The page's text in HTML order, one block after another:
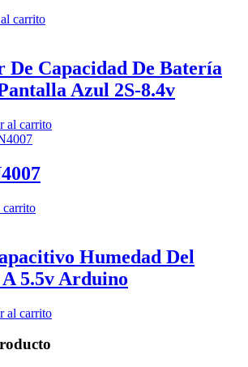
carrito
De Capacidad De Batería
Azul 2S-8.4v
al carrito
carrito
Humedad Del
A 5.5v Arduino
al carrito